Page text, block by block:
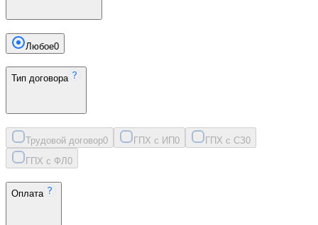
Любое0
Тип договора
Трудовой договор0 ГПХ с ИП0 ГПХ с СЗ0
ГПХ с ФЛ 0
Оплата